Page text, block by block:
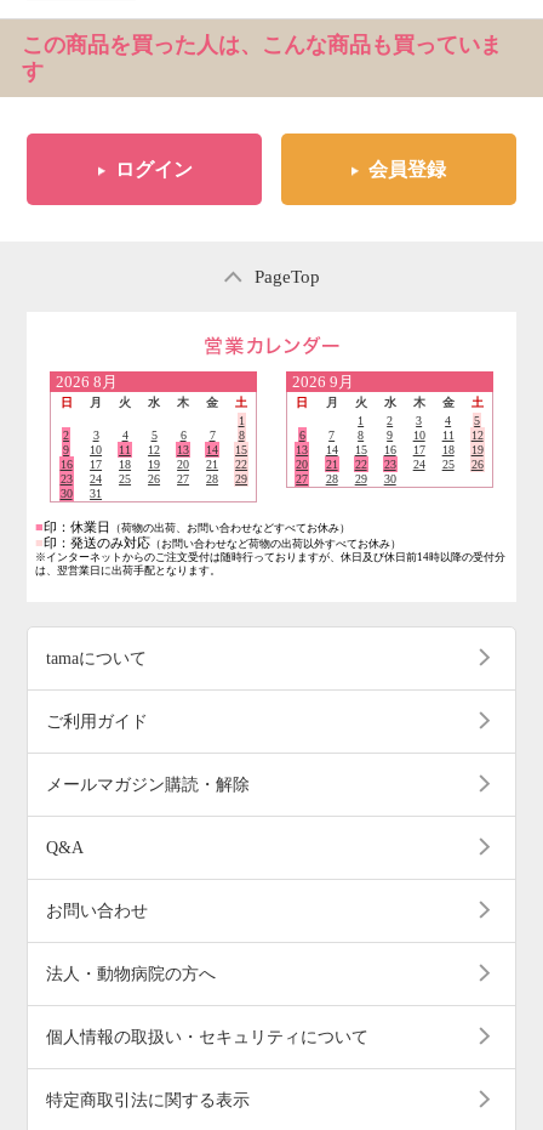
この商品を買った人は、こんな商品も買っていま
す
ログイン 会員登録
PageTop
2026 8月
日 月 火 水 木 金
土
1
2
3 4 5 6 7
8
9
10 11 12 13 14
15
16
17 18 19 20 21
22
23
24 25 26 27 28
29
30
31
2026 9月
日 月 火 水 木 金
土
1
2 3 4
5
6
7 8 9 10 11
12
13
14 15 16 17 18
19
20
21 22 23 24 25
26
27
28 29 30
■印：休業日 （荷物の出荷、お問い合わせなどすべてお休み）
■印：発送のみ対応 （お問い合わせなど荷物の出荷以外すべてお休み）
※インターネットからのご注文受付は随時行っておりますが、休日及び休日前14時以降の受付分
は、翌営業日に出荷手配となります。
tamaについて
ご利用ガイド
メールマガジン購読・解除
Q&A
お問い合わせ
法人・動物病院の方へ
個人情報の取扱い・セキュリティについて
特定商取引法に関する表示